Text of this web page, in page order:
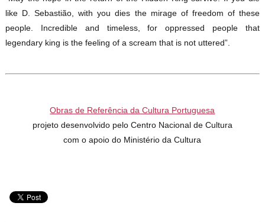
like D. Sebastião, with you dies the mirage of freedom of these
people. Incredible and timeless, for oppressed people that
legendary king is the feeling of a scream that is not uttered”.
Obras de Referência da Cultura Portuguesa
projeto desenvolvido pelo Centro Nacional de Cultura
com o apoio do Ministério da Cultura